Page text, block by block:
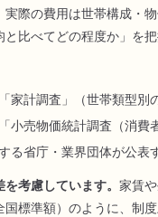
実際の費用は世帯構成・
と比べてどの程度か」を
家計調査」（世帯類型別
小売物価統計調査（消費
る省庁・業界団体が公表
考慮しています。 家賃
国標準額）のように、制